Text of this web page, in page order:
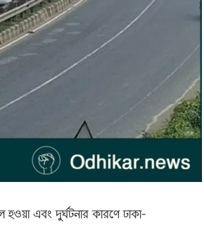
এবং দুর্ঘটনার কারণে ঢাকা-